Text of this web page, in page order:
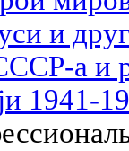
и
а и
1941-